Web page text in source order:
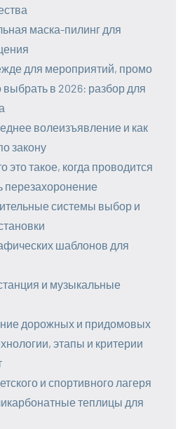
маска-пилинг для
для мероприятий, промо
выбрать в 2026: разбор для
волеизъявление и как
закону
это такое, когда проводится
перезахоронение
системы выбор и
шаблонов для
и музыкальные
дорожных и придомовых
этапы и критерии
и спортивного лагеря
теплицы для